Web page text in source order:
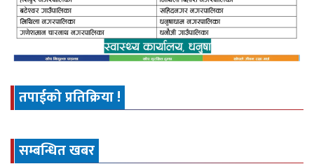
तपाईको प्रतिक्रिया !
सम्बन्धित खबर